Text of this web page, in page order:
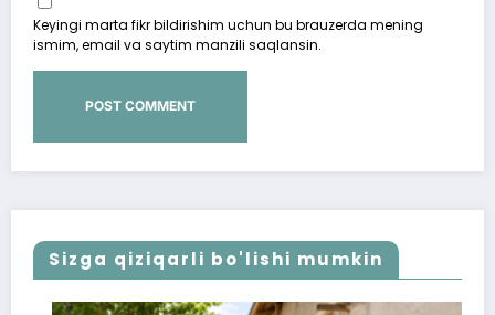
Keyingi marta fikr bildirishim uchun bu brauzerda mening
ismim, email va saytim manzili saqlansin.
Sizga qiziqarli bo'lishi mumkin